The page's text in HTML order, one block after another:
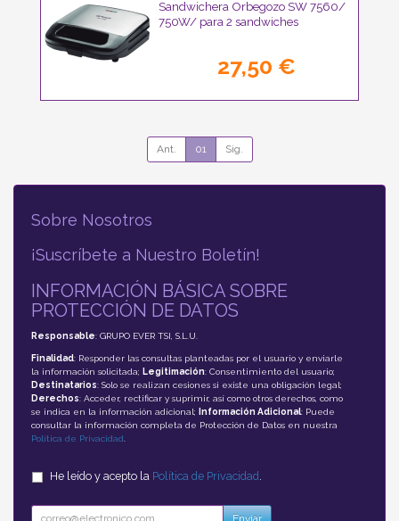
Sandwichera Orbegozo SW 7560/
750W/ para 2 sandwiches
27,50 €
Ant. 01 Sig.
Sobre Nosotros
¡Suscríbete a Nuestro Boletín!
INFORMACIÓN BÁSICA SOBRE
PROTECCIÓN DE DATOS
Responsable: GRUPO EVER TSI, S.L.U.
Finalidad: Responder las consultas planteadas por el usuario y enviarle
la información solicitada; Legitimación: Consentimiento del usuario;
Destinatarios: Solo se realizan cesiones si existe una obligación legal;
Derechos: Acceder, rectificar y suprimir, así como otros derechos, como
se indica en la información adicional;
Información Adicional: Puede
consultar la información completa de Protección de Datos en nuestra
Política de Privacidad
He leído y acepto la Política de Privacidad .
Enviar